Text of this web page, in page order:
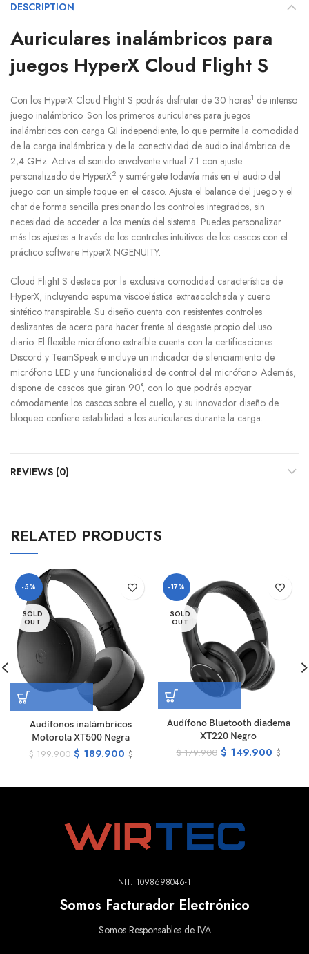
DESCRIPTION
Auriculares inalámbricos para
juegos HyperX Cloud Flight S
Con los HyperX Cloud Flight S podrás disfrutar de 30 horas1 de intenso
juego inalámbrico. Son los primeros auriculares para juegos
inalámbricos con carga QI independiente, lo que permite la comodidad
de la carga inalámbrica y de la conectividad de audio inalámbrica de
2,4 GHz. Activa el sonido envolvente virtual 7.1 con ajuste
personalizado de HyperX2 y sumérgete todavía más en el audio del
juego con un simple toque en el casco. Ajusta el balance del juego y el
chat de forma sencilla presionando los controles integrados, sin
necesidad de acceder a los menús del sistema. Puedes personalizar
más los ajustes a través de los controles intuitivos de los cascos con el
práctico software HyperX NGENUITY.
Cloud Flight S destaca por la exclusiva comodidad característica de
HyperX, incluyendo espuma viscoelástica extraacolchada y cuero
sintético transpirable. Su diseño cuenta con resistentes controles
deslizantes de acero para hacer frente al desgaste propio del uso
diario. El flexible micrófono extraíble cuenta con la certificaciones
Discord y TeamSpeak e incluye un indicador de silenciamiento de
micrófono LED y una funcionalidad de control del micrófono. Además,
dispone de cascos que giran 90°, con lo que podrás apoyar
cómodamente los cascos sobre el cuello, y su innovador diseño de
bloqueo confiere estabilidad a los auriculares durante la carga.
REVIEWS (0)
RELATED PRODUCTS
-5%
SOLD
OUT
Audífonos inalámbricos
Motorola XT500 Negra
$199.900 $ 189.900 $
-17%
SOLD
OUT
Audífono Bluetooth diadema
XT220 Negro
$179.900 $ 149.900 $
NIT. 1098698046-1
Somos Facturador Electrónico
Somos Responsables de IVA